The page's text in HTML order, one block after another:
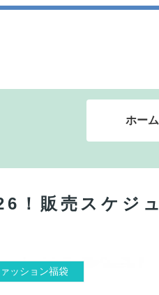
ホーム
！販売スケジ
ッション福袋